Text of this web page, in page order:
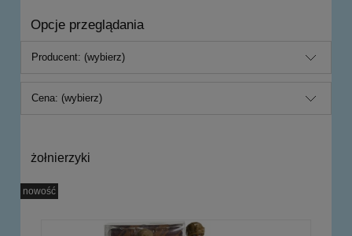
Opcje przeglądania
Producent: (wybierz)
Cena: (wybierz)
żołnierzyki
nowość